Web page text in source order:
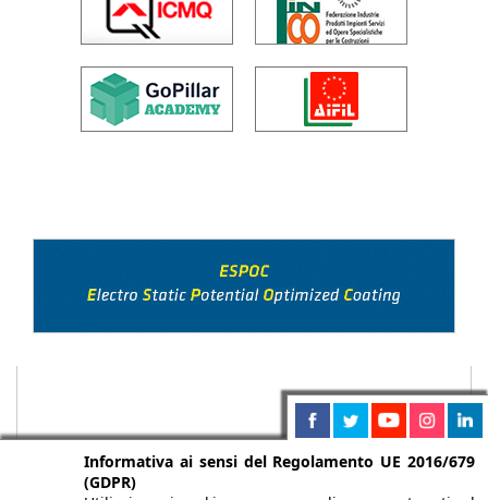
Informativa ai sensi del Regolamento UE 2016/679
(GDPR)